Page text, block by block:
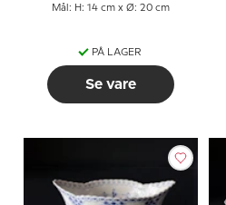
Mål: H: 14 cm x Ø: 20 cm
PÅ LAGER
Se vare